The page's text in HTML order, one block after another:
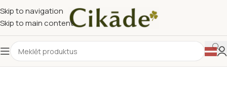
Skip to navigation
Skip to main content